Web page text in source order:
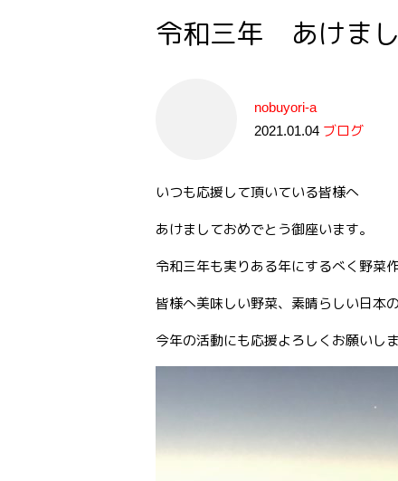
令和三年 あけまし
nobuyori-a
2021.01.04 ブログ
いつも応援して頂いている皆様へ
あけましておめでとう御座います。
令和三年も実りある年にするべく野菜
皆様へ美味しい野菜、素晴らしい日本
今年の活動にも応援よろしくお願いしま